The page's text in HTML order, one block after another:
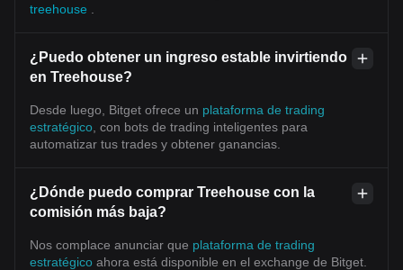
treehouse
¿Puedo obtener un ingreso estable invirtiendo
en Treehouse?
Desde luego, Bitget ofrece un plataforma de trading
estratégico , con bots de trading inteligentes para
automatizar tus trades y obtener ganancias.
¿Dónde puedo comprar Treehouse con la
comisión más baja?
Nos complace anunciar que plataforma de trading
estratégico ahora está disponible en el exchange de Bitget.